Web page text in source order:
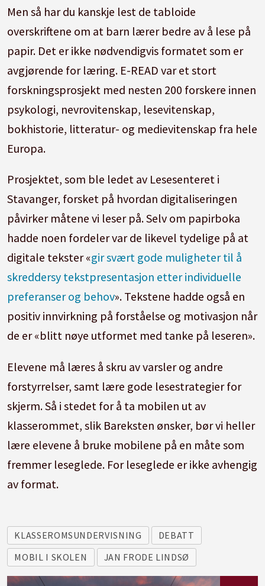
Men så har du kanskje lest de tabloide
overskriftene om at barn lærer bedre av å lese på
papir. Det er ikke nødvendigvis formatet som er
avgjørende for læring. E-READ var et stort
forskningsprosjekt med nesten 200 forskere innen
psykologi, nevrovitenskap, lesevitenskap,
bokhistorie, litteratur- og medievitenskap fra hele
Europa.
Prosjektet, som ble ledet av Lesesenteret i
Stavanger, forsket på hvordan digitaliseringen
påvirker måtene vi leser på. Selv om papirboka
hadde noen fordeler var de likevel tydelige på at
digitale tekster «gir svært gode muligheter til å
skreddersy tekstpresentasjon etter individuelle
preferanser og behov». Tekstene hadde også en
positiv innvirkning på forståelse og motivasjon når
de er «blitt nøye utformet med tanke på leseren».
Elevene må læres å skru av varsler og andre
forstyrrelser, samt lære gode lesestrategier for
skjerm. Så i stedet for å ta mobilen ut av
klasserommet, slik Bareksten ønsker, bør vi heller
lære elevene å bruke mobilene på en måte som
fremmer leseglede. For leseglede er ikke avhengig
av format.
KLASSEROMSUNDERVISNING
DEBATT
MOBIL I SKOLEN
JAN FRODE LINDSØ